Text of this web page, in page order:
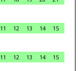
11 12 13 14
15
11 12 13 14
15